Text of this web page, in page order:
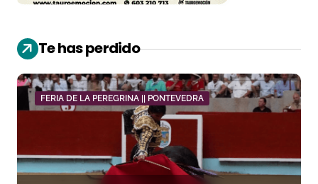
Te has perdido
FERIA DE LA PEREGRINA || PONTEVEDRA